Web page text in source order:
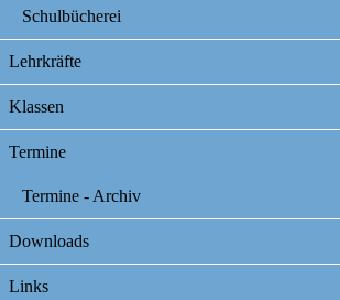
Schulbücherei
Lehrkräfte
Klassen
Termine
Termine - Archiv
Downloads
Links